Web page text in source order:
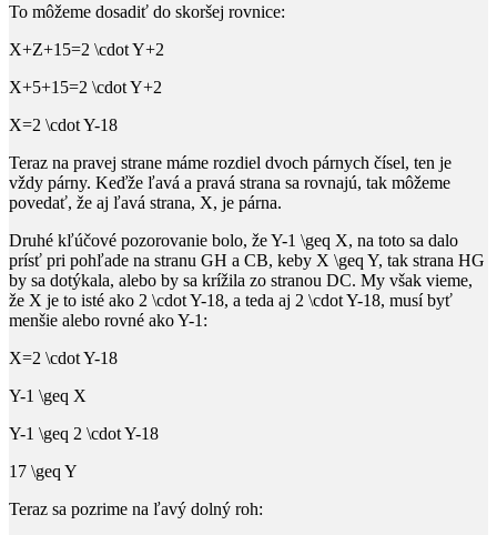
To môžeme dosadiť do skoršej rovnice:
X+Z+15=2 \cdot Y+2
X+5+15=2 \cdot Y+2
X=2 \cdot Y-18
Teraz na pravej strane máme rozdiel dvoch párnych čísel, ten je
vždy párny. Keďže ľavá a pravá strana sa rovnajú, tak môžeme
povedať, že aj ľavá strana, X, je párna.
Druhé kľúčové pozorovanie bolo, žeY-1 \geq X, na toto sa dalo
prísť pri pohľade na stranu GH a CB, keby X \geq Y, tak strana HG
by sa dotýkala, alebo by sa krížila zo stranou DC. My však vieme,
že X je to isté ako 2 \cdot Y-18, a teda aj 2 \cdot Y-18, musí byť
menšie alebo rovné akoY-1 :
X=2 \cdot Y-18
Y-1 \geq X
Y-1 \geq 2 \cdot Y-18
17 \geq Y
Teraz sa pozrime na ľavý dolný roh: